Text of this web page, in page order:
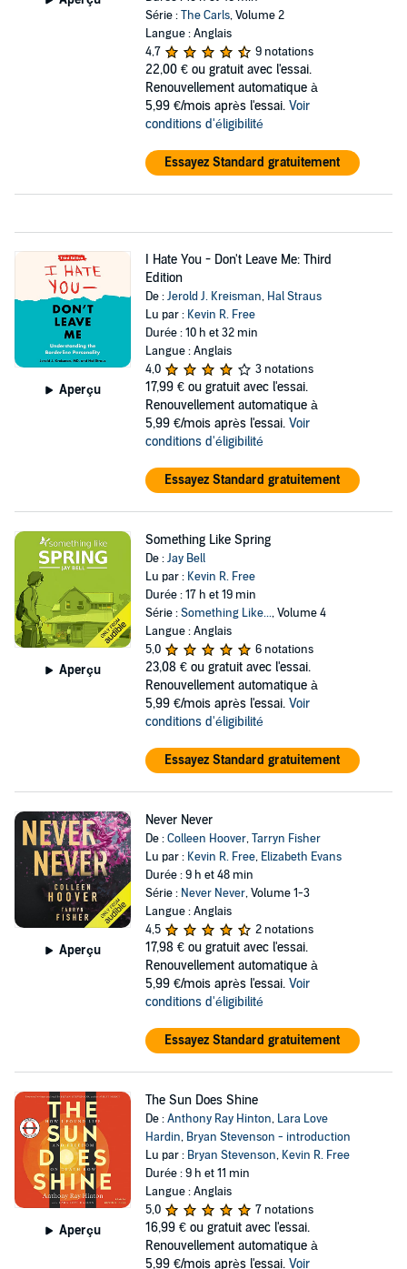
Série :The Carls, Volume 2
Langue : Anglais
4,7
9 notations
22,00 € ou gratuit avec l'essai.
Renouvellement automatique à
5,99 €/mois après l'essai. Voir
conditions d'éligibilité
Essayez Standard gratuitement
Aperçu
I Hate You - Don't Leave Me: Third
Edition
De :Jerold J. Kreisman, Hal Straus
Lu par : Kevin R. Free
Durée : 10 h et 32 min
Langue : Anglais
4,0
3 notations
17,99 € ou gratuit avec l'essai.
Renouvellement automatique à
5,99 €/mois après l'essai. Voir
conditions d'éligibilité
Essayez Standard gratuitement
Aperçu
Something Like Spring
De :Jay Bell
Lu par : Kevin R. Free
Durée : 17 h et 19 min
Série :Something Like..., Volume 4
Langue : Anglais
5,0
6 notations
23,08 € ou gratuit avec l'essai.
Renouvellement automatique à
5,99 €/mois après l'essai. Voir
conditions d'éligibilité
Essayez Standard gratuitement
Aperçu
Never Never
De :Colleen Hoover,Tarryn Fisher
Lu par : Kevin R. Free, Elizabeth Evans
Durée : 9 h et 48 min
Série : Never Never, Volume 1-3
Langue : Anglais
4,5
2 notations
17,98 € ou gratuit avec l'essai.
Renouvellement automatique à
5,99 €/mois après l'essai. Voir
conditions d'éligibilité
Essayez Standard gratuitement
Aperçu
The Sun Does Shine
De :Anthony Ray Hinton, Lara Love
Hardin, Bryan Stevenson - introduction
Lu par : Bryan Stevenson, Kevin R. Free
Durée : 9 h et 11 min
Langue : Anglais
5,0
7 notations
16,99 € ou gratuit avec l'essai.
Renouvellement automatique à
5,99 €/mois après l'essai. Voir